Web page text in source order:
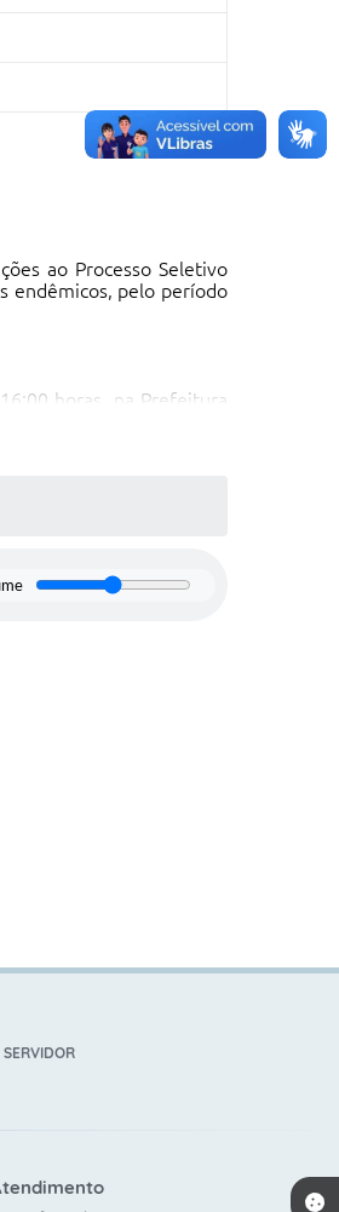
ao Processo Seletivo
endêmicos, pelo período
horas, na Prefeitura
endereço eletrônico
SERVIDOR